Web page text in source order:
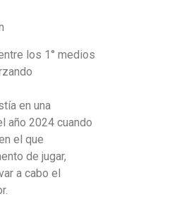
los 1° medios
en una
año 2024 cuando
el que
de jugar,
a cabo el